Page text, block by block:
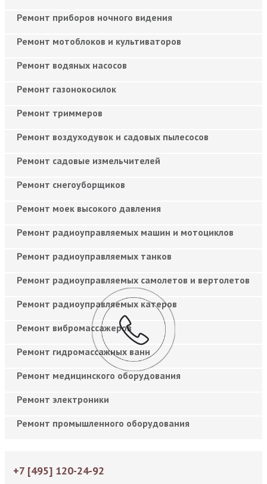
Ремонт приборов ночного видения
Ремонт мотоблоков и культиваторов
Ремонт водяных насосов
Ремонт газонокосилок
Ремонт триммеров
Ремонт воздуходувок и садовых пылесосов
Ремонт садовые измельчителей
Ремонт снегоуборщиков
Ремонт моек высокого давления
Ремонт радиоуправляемых машин и мотоциклов
Ремонт радиоуправляемых танков
Ремонт радиоуправляемых самолетов и вертолетов
Ремонт радиоуправляемых катеров
Ремонт вибромассажеров
Ремонт гидромассажных ванн
Ремонт медицинского оборудования
Ремонт электроники
Ремонт промышленного оборудования
+7 [495] 120-24-92